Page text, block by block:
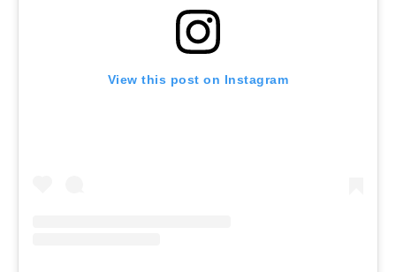
View this post on Instagram